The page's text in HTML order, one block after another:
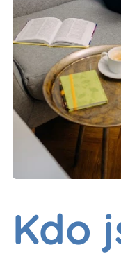
Kdo